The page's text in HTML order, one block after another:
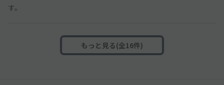
す。
もっと見る(全16件)